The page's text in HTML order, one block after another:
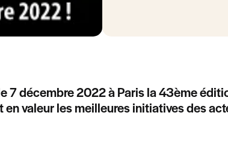
7 décembre 2022 à Paris la 43ème
en valeur les meilleures initiatives des